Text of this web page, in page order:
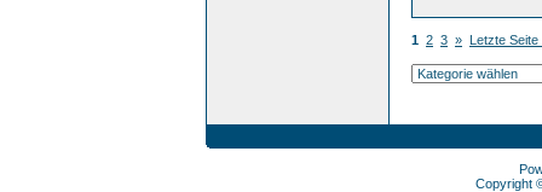
1 2 3 » Letzte Seite
Copyright